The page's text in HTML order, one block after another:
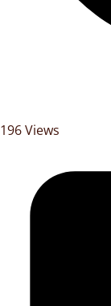
196 Views